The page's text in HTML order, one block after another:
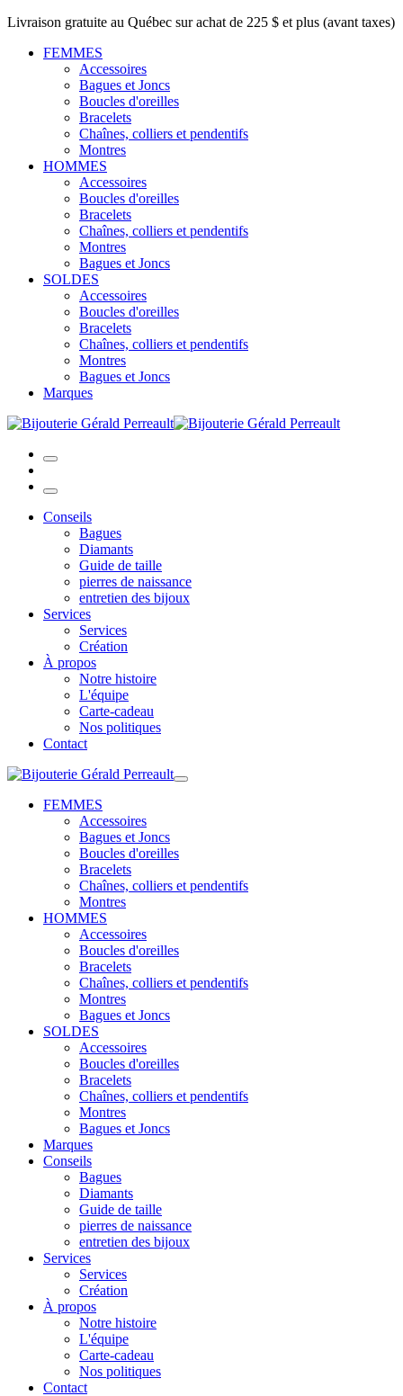
Livraison gratuite au Québec sur achat de 225 $ et plus (avant taxes)
FEMMES
Accessoires
Bagues et Joncs
Boucles d'oreilles
Bracelets
Chaînes, colliers et pendentifs
Montres
HOMMES
Accessoires
Boucles d'oreilles
Bracelets
Chaînes, colliers et pendentifs
Montres
Bagues et Joncs
SOLDES
Accessoires
Boucles d'oreilles
Bracelets
Chaînes, colliers et pendentifs
Montres
Bagues et Joncs
Marques
Conseils
Bagues
Diamants
Guide de taille
pierres de naissance
entretien des bijoux
Services
Services
Création
À propos
Notre histoire
L'équipe
Carte-cadeau
Nos politiques
Contact
FEMMES
Accessoires
Bagues et Joncs
Boucles d'oreilles
Bracelets
Chaînes, colliers et pendentifs
Montres
HOMMES
Accessoires
Boucles d'oreilles
Bracelets
Chaînes, colliers et pendentifs
Montres
Bagues et Joncs
SOLDES
Accessoires
Boucles d'oreilles
Bracelets
Chaînes, colliers et pendentifs
Montres
Bagues et Joncs
Marques
Conseils
Bagues
Diamants
Guide de taille
pierres de naissance
entretien des bijoux
Services
Services
Création
À propos
Notre histoire
L'équipe
Carte-cadeau
Nos politiques
Contact